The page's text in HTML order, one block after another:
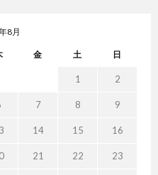
8月
金 土 日
1 2
7 8 9
14 15 16
21 22 23